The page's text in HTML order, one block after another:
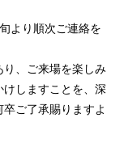
より順次ご連絡を
、ご来場を楽しみ
しますことを、深
ご了承賜りますよ